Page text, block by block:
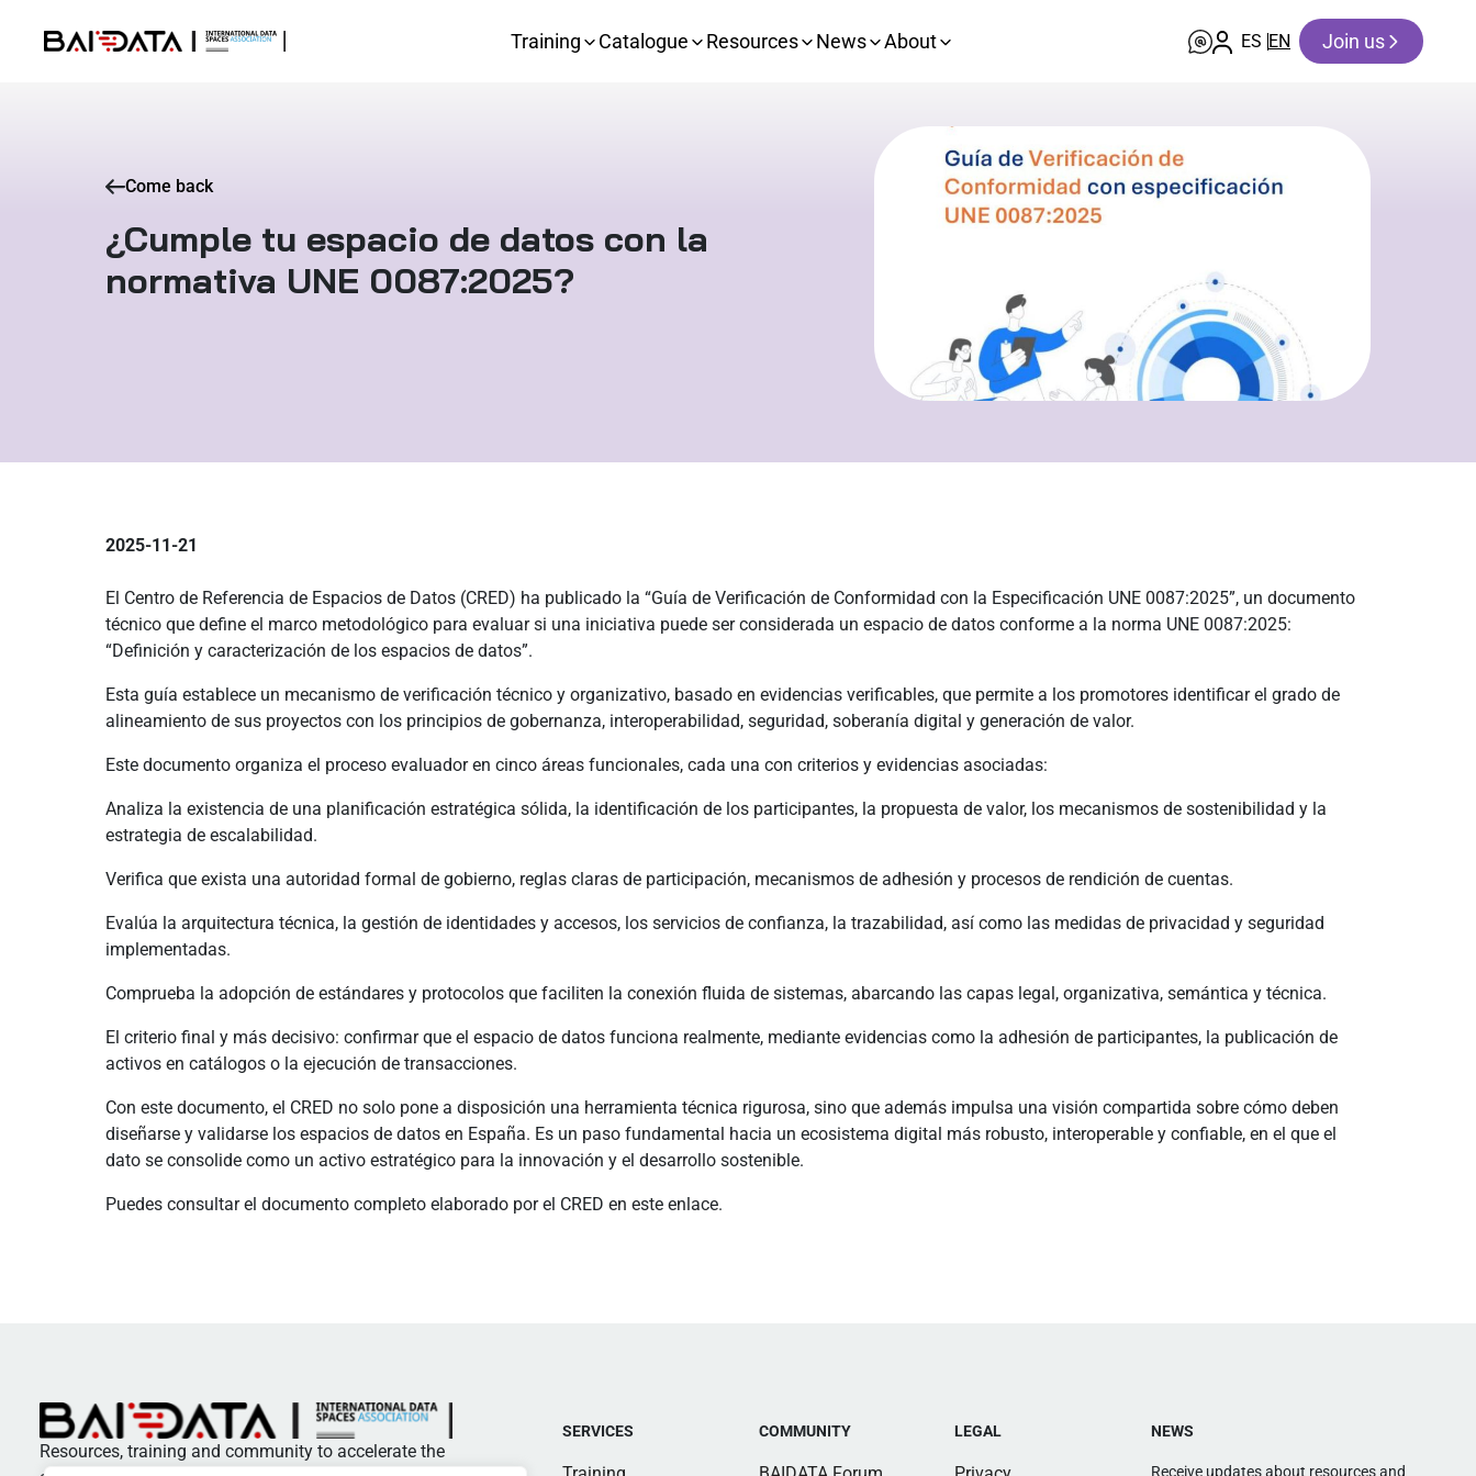
Training Catalogue Resources News About ES EN Join us
Come back
¿Cumple tu espacio de datos con la
normativa UNE 0087:2025?
2025-11-21
El Centro de Referencia de Espacios de Datos (CRED) ha publicado la “Guía de Verificación de Conformidad con la Especificación UNE 0087:2025”, un documento
técnico que define el marco metodológico para evaluar si una iniciativa puede ser considerada un espacio de datos conforme a la norma UNE 0087:2025:
“Definición y caracterización de los espacios de datos”.
Esta guía establece un mecanismo de verificación técnico y organizativo, basado en evidencias verificables, que permite a los promotores identificar el grado de
alineamiento de sus proyectos con los principios de gobernanza, interoperabilidad, seguridad, soberanía digital y generación de valor.
Este documento organiza el proceso evaluador en cinco áreas funcionales, cada una con criterios y evidencias asociadas:
Analiza la existencia de una planificación estratégica sólida, la identificación de los participantes, la propuesta de valor, los mecanismos de sostenibilidad y la
estrategia de escalabilidad.
Verifica que exista una autoridad formal de gobierno, reglas claras de participación, mecanismos de adhesión y procesos de rendición de cuentas.
Evalúa la arquitectura técnica, la gestión de identidades y accesos, los servicios de confianza, la trazabilidad, así como las medidas de privacidad y seguridad
implementadas.
Comprueba la adopción de estándares y protocolos que faciliten la conexión fluida de sistemas, abarcando las capas legal, organizativa, semántica y técnica.
El criterio final y más decisivo: confirmar que el espacio de datos funciona realmente, mediante evidencias como la adhesión de participantes, la publicación de
activos en catálogos o la ejecución de transacciones.
Con este documento, el CRED no solo pone a disposición una herramienta técnica rigurosa, sino que además impulsa una visión compartida sobre cómo deben
diseñarse y validarse los espacios de datos en España. Es un paso fundamental hacia un ecosistema digital más robusto, interoperable y confiable, en el que el
dato se consolide como un activo estratégico para la innovación y el desarrollo sostenible.
Puedes consultar el documento completo elaborado por el CRED en este enlace.
Resources, training and community to accelerate the
SERVICES COMMUNITY LEGAL NEWS
Receive updates about resources and